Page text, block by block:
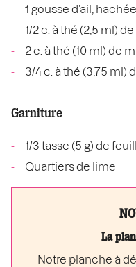
1 gousse d’ail,
1/2 c. à thé (2,5 ml)
2 c. à thé (10 ml) de
3/4 c. à thé (3,75 ml)
Garniture
1/3 tasse (5 g) de
Quartiers de lime
La
Notre planche à